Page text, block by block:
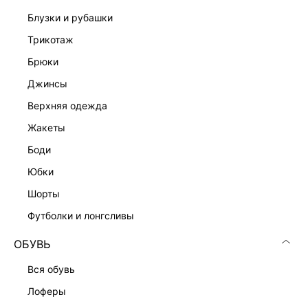
блузки и рубашки
трикотаж
брюки
джинсы
верхняя одежда
жакеты
боди
юбки
шорты
футболки и лонгсливы
ОБУВЬ
вся обувь
лоферы
КАТАЛОГ
КЛИЕНТАМ
ЛИЧНЫЙ КАБИНЕТ